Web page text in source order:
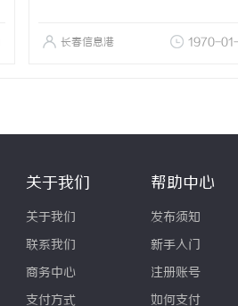
长春信息港 1970-
关于我们
关于我们
联系我们
商务中心
支付方式
帮助中心
发布须知
新手入门
注册账号
如何支付